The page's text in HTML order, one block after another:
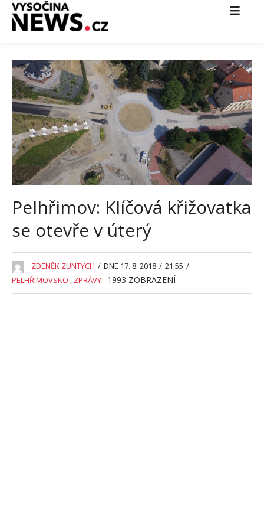
Pelhřimov: Klíčová křižovatka
se otevře v úterý
ZDENĚK ZUNTYCH / DNE 17. 8. 2018 / 21:55 /
PELHŘIMOVSKO , ZPRÁVY 1993 ZOBRAZENÍ